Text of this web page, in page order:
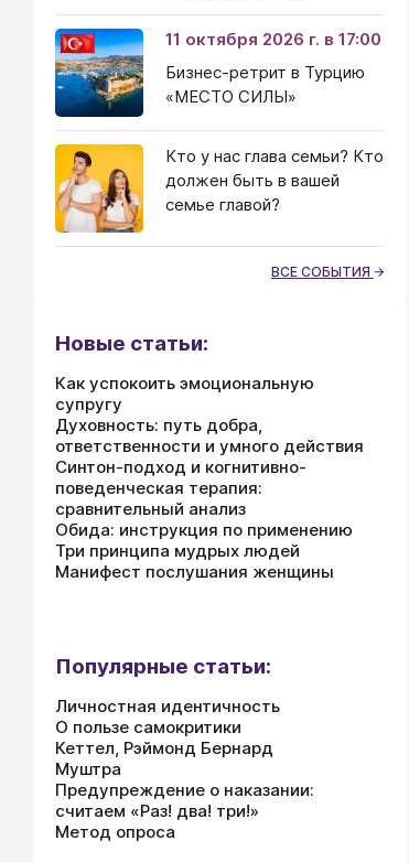
11 октября 2026 г. в 17:00
Бизнес-ретрит в Турцию
«МЕСТО СИЛЫ»
Кто у нас глава семьи? Кто
должен быть в вашей
семье главой?
ВСЕ СОБЫТИЯ
Новые статьи:
Как успокоить эмоциональную
супругу
Духовность: путь добра,
ответственности и умного действия
Синтон-подход и когнитивно-
поведенческая терапия:
сравнительный анализ
Обида: инструкция по применению
Три принципа мудрых людей
Манифест послушания женщины
Популярные статьи:
Личностная идентичность
О пользе самокритики
Кеттел, Рэймонд Бернард
Муштра
Предупреждение о наказании:
считаем «Раз! два! три!»
Метод опроса